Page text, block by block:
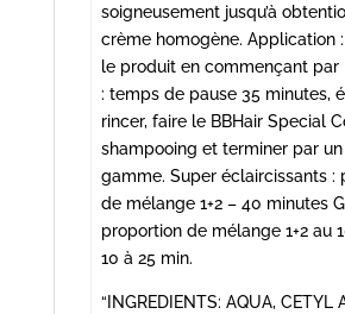
soigneusement jusqu’à
crème homogène. Application
le produit en commençant par
: temps de pause 35 minutes,
rincer, faire le BBHair Special
shampooing et terminer par
gamme. Super éclaircissants :
de mélange 1+2 – 40 minutes
proportion de mélange 1+2 au
10 à 25 min.
“INGREDIENTS: AQUA, CETYL